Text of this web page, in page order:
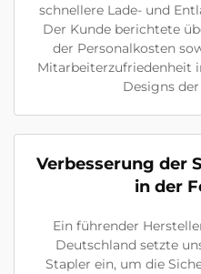
schnellere Lade- und
Der Kunde berichtete
der Personalkosten
Mitarbeiterzufriedenheit
Designs
Verbesserung der
in der
Ein führender
Deutschland setzte
Stapler ein, um die